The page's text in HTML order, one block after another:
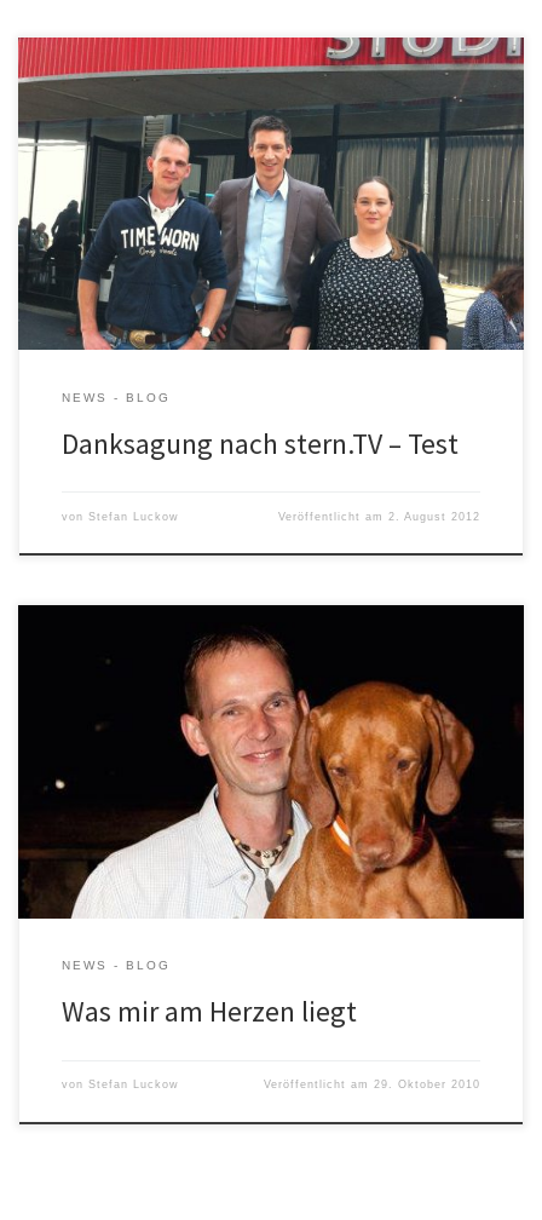
NEWS - BLOG
Danksagung nach stern.TV – Test
von Stefan Luckow Veröffentlicht am 2. August 2012
NEWS - BLOG
Was mir am Herzen liegt
von Stefan Luckow Veröffentlicht am29. Oktober 2010